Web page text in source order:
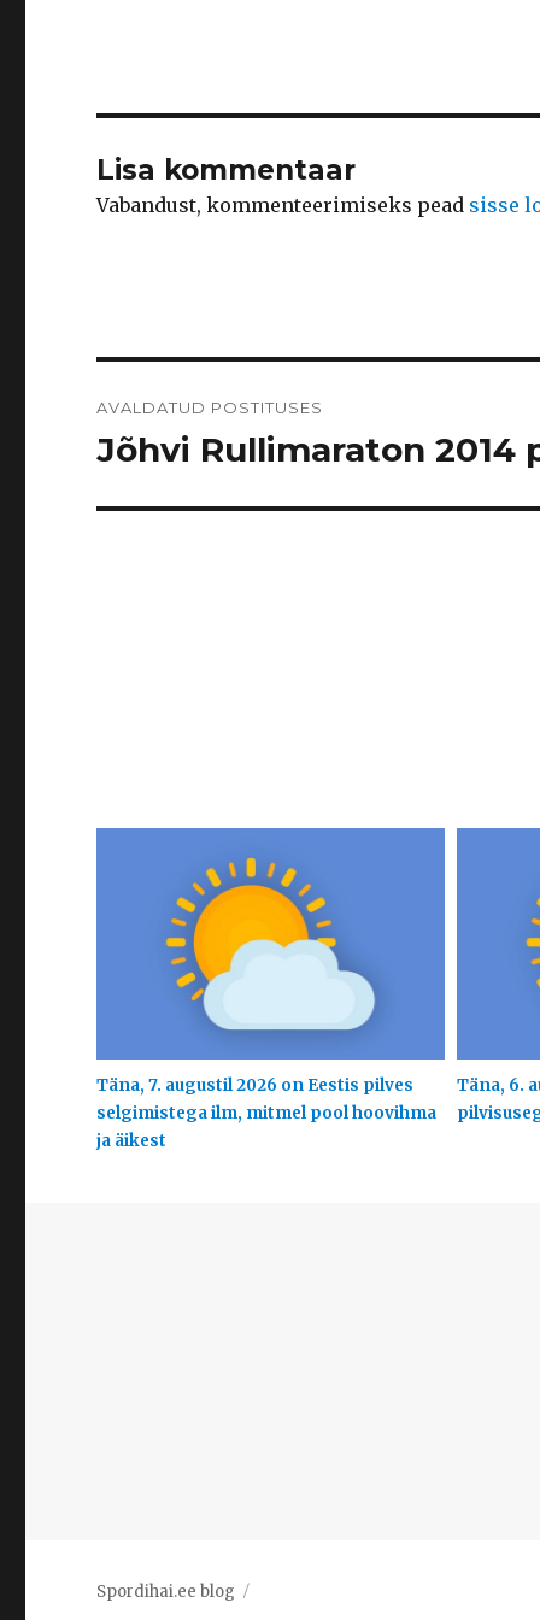
Lisa kommentaar
Vabandust, kommenteerimiseks pead sisse
AVALDATUD POSTITUSES
Jõhvi Rullimaraton 2014
Täna, 7. augustil 2026 on Eestis pilves
selgimistega ilm, mitmel pool hoovihma
ja äikest
Täna, 6.
Spordihai.ee blog